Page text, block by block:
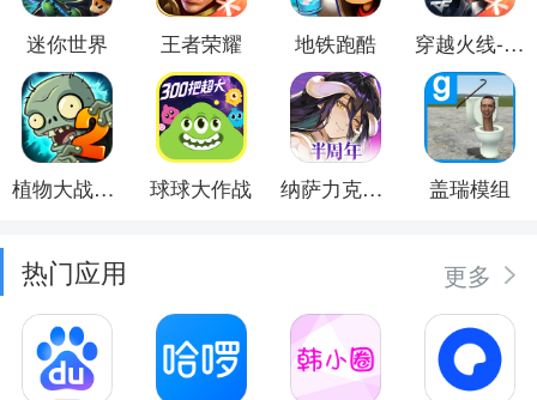
迷你世界 王者荣耀 地铁跑酷 穿越火线-枪战王者
植物大战僵尸2 球球大作战 纳萨力克之王 盖瑞模组
热门应用 更多